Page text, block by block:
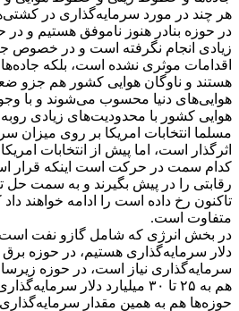
هر چند در مورد سرمایه‌گذاری در
در حوزه بنادر هنوز ناموفق هستیم و در
زیادی انجام نگرفته است و در خصوص
اقدامات موثری نشده است، بلکه
هستند و ناوگان هوایی کشور هم جزو
هوایی‌های دنیا محسوب می‌شوند و با
هوایی کشور با محدودیت‌های زیادی
مسلما انتخابات امریکا بر روی میزان
اثرگذار است، اما پیش از انتخابات
کدام سمت در حرکت است اینکه قرار
رقابتی را در پیش بگیرند و به سمت حل
تاکنون رخ داده است را ادامه خواهند داد
متفاوت است.
سرمایه‌گذاری نیاز است، در حوزه
هم به ۲۵ تا ۳۰ میلیارد دلار
حوزه‌ها هم به همین مقدار